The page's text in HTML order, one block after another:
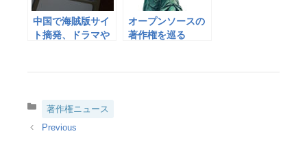
中国で海賊版サイ
ト摘発、ドラマや
オープンソースの
著作権を巡る
カ
ゴ
著作権ニュース